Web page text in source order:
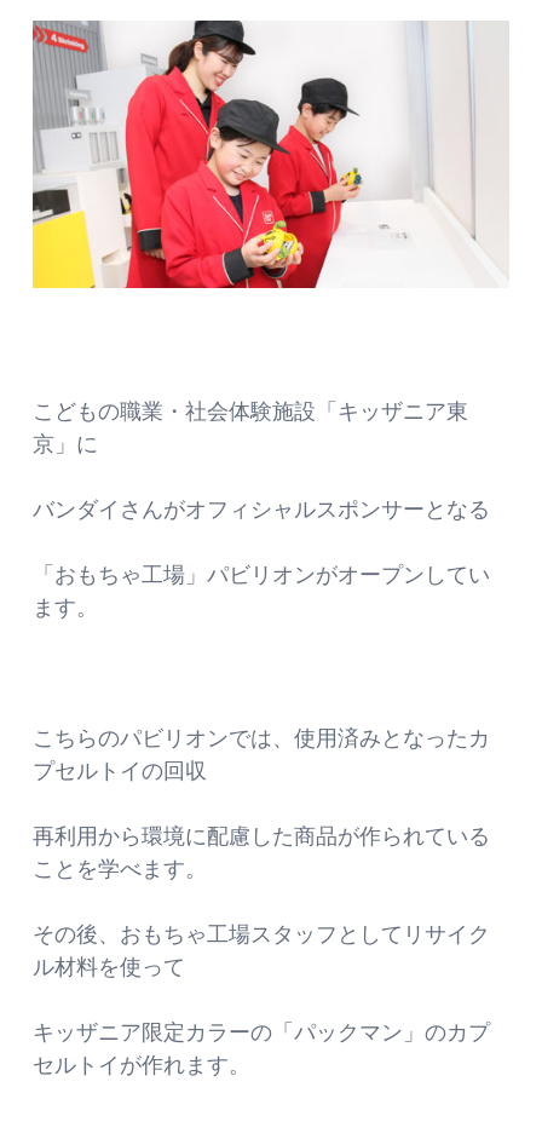
こどもの職業・社会体験施設「キッザニア東
京」に
バンダイさんがオフィシャルスポンサーとなる
「おもちゃ工場」パビリオンがオープンしてい
ます。
こちらのパビリオンでは、使用済みとなったカ
プセルトイの回収
再利用から環境に配慮した商品が作られている
ことを学べます。
その後、おもちゃ工場スタッフとしてリサイク
ル材料を使って
キッザニア限定カラーの「パックマン」のカプ
セルトイが作れます。